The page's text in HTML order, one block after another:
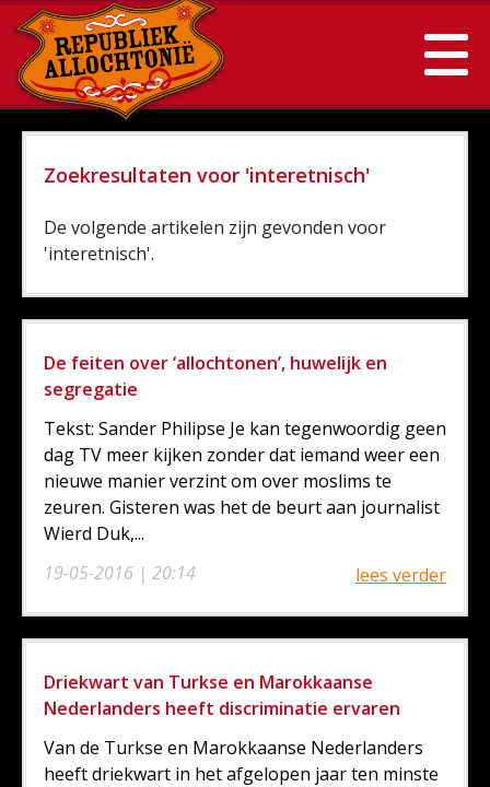
Zoekresultaten voor 'interetnisch'
De volgende artikelen zijn gevonden voor
'interetnisch'.
De feiten over ‘allochtonen’, huwelijk en
segregatie
19-05-2016 | 20:14
Tekst: Sander Philipse Je kan tegenwoordig geen
dag TV meer kijken zonder dat iemand weer een
nieuwe manier verzint om over moslims te
zeuren. Gisteren was het de beurt aan journalist
Wierd Duk,...
lees verder
Driekwart van Turkse en Marokkaanse
Nederlanders heeft discriminatie ervaren
Van de Turkse en Marokkaanse Nederlanders
heeft driekwart in het afgelopen jaar ten minste